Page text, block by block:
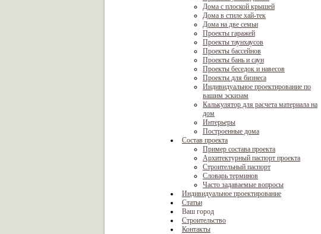
Дома с плоской крышей
Дома в стиле хай-тек
Дома на две семьи
Проекты гаражей
Проекты таунхаусов
Проекты бассейнов
Проекты бань и саун
Проекты беседок и навесов
Проекты для бизнеса
Индивидуальное проектирование по
вашим эскизам
Калькулятор для расчета материала на
дом
Интерьеры
Построенные дома
Состав проекта
Пример состава проекта
Архитектурный паспорт проекта
Строительный паспорт
Словарь терминов
Часто задаваемые вопросы
Индивидуальное проектирование
Статьи
Ваш город
Строительство
Контакты